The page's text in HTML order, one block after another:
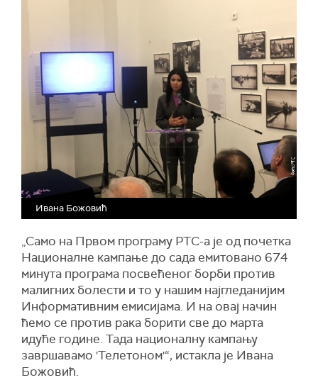
Ивана Божовић
„Само на Првом програму РТС-а је од почетка
Националне кампање до сада емитовано 674
минута програма посвећеног борби против
малигних болести и то у нашим најгледанијим
Информативним емисијама. И на овај начин
ћемо се против рака борити све до марта
идуће године. Тада националну кампању
завршавамо 'Телетоном'“, истакла је Ивана
Божовић.